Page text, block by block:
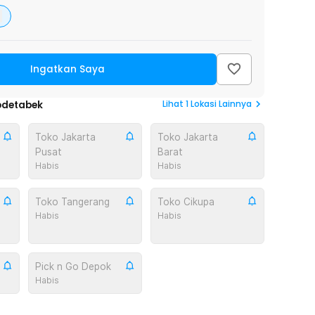
Ingatkan Saya
Lihat 1Lokasi Lainnya
Toko Jakarta
Pusat
Habis
Toko Jakarta
Barat
Habis
Toko Tangerang
Habis
Toko Cikupa
Habis
Pick n Go Depok
Habis